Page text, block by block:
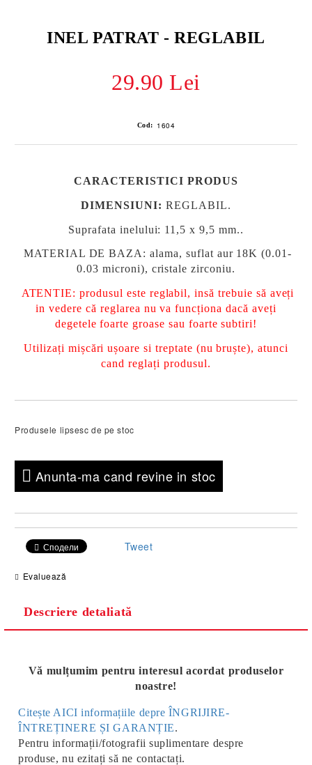
INEL PATRAT - REGLABIL
29.90 Lei
Cod: 1604
CARACTERISTICI PRODUS
DIMENSIUNI: REGLABIL.
Suprafata inelului: 11,5 x 9,5 mm..
MATERIAL DE BAZA: alama, suflat aur 18K (0.01-
0.03 microni), cristale zirconiu.
ATENTIE: produsul este reglabil, insă trebuie să aveți
in vedere că reglarea nu va funcționa dacă aveți
degetele foarte groase sau foarte subtiri!
Utilizați mișcări ușoare si treptate (nu bruște), atunci
cand reglați produsul.
Produsele lipsesc de pe stoc
Anunta-ma cand revine in stoc
Сподели Tweet
Evaluează
Descriere detaliată
Vă mulțumim pentru interesul acordat produselor
noastre!
Citește AICI informațiile depre ÎNGRIJIRE-
ÎNTREȚINERE ȘI GARANȚIE.
Pentru informații/fotografii suplimentare despre
produse, nu ezitați să ne contactați.